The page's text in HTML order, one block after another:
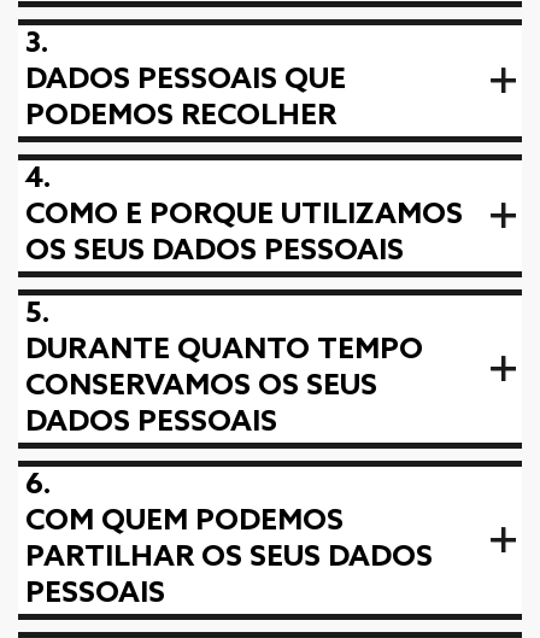
3.
DADOS PESSOAIS QUE
PODEMOS RECOLHER
4.
COMO E PORQUE UTILIZAMOS
OS SEUS DADOS PESSOAIS
5.
DURANTE QUANTO TEMPO
CONSERVAMOS OS SEUS
DADOS PESSOAIS
6.
COM QUEM PODEMOS
PARTILHAR OS SEUS DADOS
PESSOAIS